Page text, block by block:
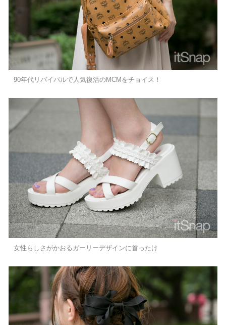
90年代リバイバルで人気復活のMCMをチョイス！
女性らしさがかおるガーリーデザインに首ったけ